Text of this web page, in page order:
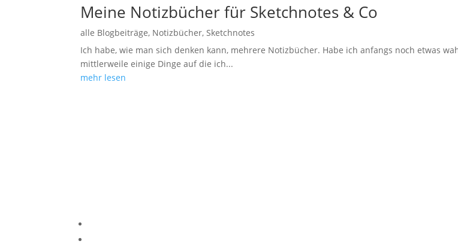
Meine Notizbücher für Sketchnotes & Co
alle Blogbeiträge, Notizbücher,Sketchnotes
Ich habe, wie man sich denken kann, mehrere Notizbücher. Habe ich anfangs noch etwas
mittlerweile einige Dinge auf die ich...
mehr lesen